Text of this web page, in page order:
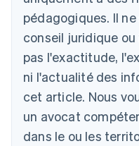
pédagogiques. Il
conseil juridique
pas l'exactitude,
ni l'actualité des
cet article. Nous
un avocat
dans le ou les
English
Autriche
DeutschEnglish
Belgique
Nederlands Français
Brésil
Português English
Bulgarie
English
Canada